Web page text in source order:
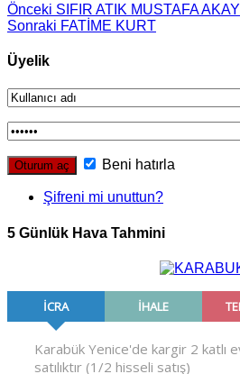
Önceki SIFIR ATIK MUSTAFA AKAY
Sonraki FATİME KURT
Üyelik
Beni hatırla
Şifreni mi unuttun?
5 Günlük Hava Tahmini